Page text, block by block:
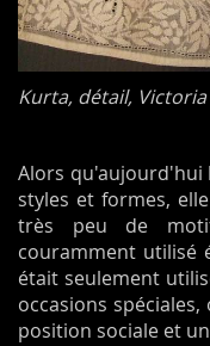
Kurta, détail,
Alors qu'aujourd'hui
styles et formes,
très peu de
couramment utilisé
était seulement
occasions
position sociale et